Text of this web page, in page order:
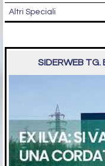
Altri Speciali
SIDERWEB TG.